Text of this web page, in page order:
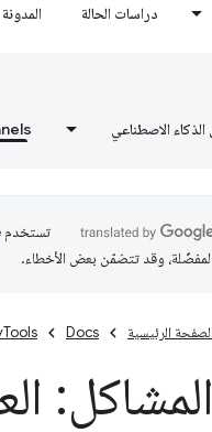
دراسات الحالة المدونة
الاصطناعي
المفضّلة، وقد تتضمّن بعض الأخطاء.
الصفحة الرئيسية Docs
المشاكل: